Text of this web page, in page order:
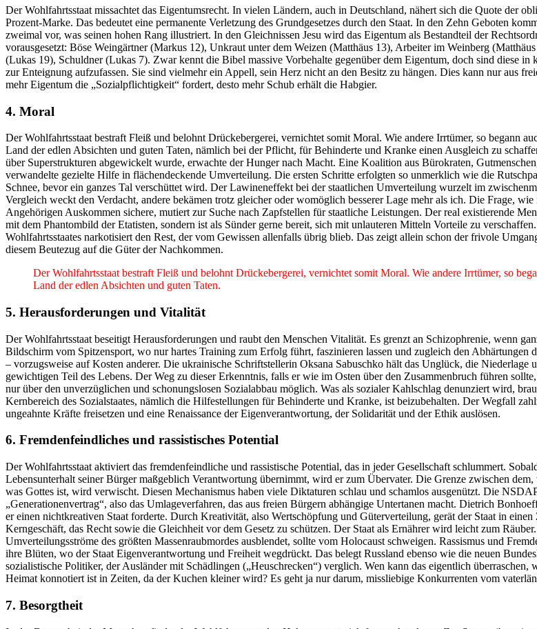
Der Wohlfahrtsstaat missachtet das Eigentumsrecht. In vielen Ländern, auch in Deutschland, nähert sich die Quote der
Prozent-Marke. Das bedeutet eine permanente Verletzung des Grundgesetzes durch den Staat. In den Zehn Geboten
zweimal vor, was seinen hohen Rang illustriert. In den Gleichnissen Jesu wird das Eigentum als Bestandteil der
vorausgesetzt: Böse Weingärtner (Markus 12), Unkraut unter dem Weizen (Matthäus 13), Arbeiter im Weinberg
(Lukas 19), Schuldner (Lukas 7). Zwar kennt die Bibel massive Vorbehalte gegenüber dem Eigentum, doch sind diese in
zur Enteignung aufzufassen. Sie sind vielmehr ein Appell, sein Herz nicht an den Besitz zu hängen. Dies kann nur aus
mehr Eigentum die „Sozialpflichtigkeit“ fordert, desto mehr Schub erhält die Habgier.
4. Moral
Der Wohlfahrtsstaat bestraft Fleiß und belohnt Drückebergerei, vernichtet somit Moral. Wie andere Irrtümer, so begann
Land der edlen Absichten und guten Taten, nämlich bei der Pflicht, für Behinderte und Kranke einen Ausgleich zu
über Superstrukturen abgewickelt wurde, erwachte der Hunger nach Macht. Eine Koalition aus Bürokraten,
verwandelte gezielte Hilfe in flächendeckende Umverteilung. Die ersten Schritte erfolgten so unmerklich wie die
Schnee, bevor ein ganzes Tal verschüttet wird. Der Lawineneffekt bei der staatlichen Umverteilung wurzelt im
Vergleich weckt den Verdacht, andere bekämen trotz gleicher oder womöglich besserer Lage mehr als ich. Die Frage,
Angehörigen Auskommen sichere, mutiert zur Suche nach Zapfstellen für staatliche Leistungen. Der real existierende
mit dem Phantombild der Etatisten, sondern ist als Sünder gerne bereit, sich mit unlauteren Mitteln Vorteile zu
Wohlfahrtsstaates narkotisiert den Rest, der vom Gewissen allenfalls übrig blieb. Das zeigt allein schon der frivole
diesem Beutezug auf die Güter der Nachkommen.
Der Wohlfahrtsstaat bestraft Fleiß und belohnt Drückebergerei, vernichtet somit Moral. Wie andere Irrtümer, so
Land der edlen Absichten und guten Taten.
5. Herausforderungen und Vitalität
Der Wohlfahrtsstaat beseitigt Herausforderungen und raubt den Menschen Vitalität. Es grenzt an Schizophrenie, wenn
Bildschirm vom Spitzensport, wo nur hartes Training zum Erfolg führt, faszinieren lassen und zugleich den Abhärtungen
– vorzugsweise auf Kosten anderer. Die ukrainische Schriftstellerin Oksana Sabuschko hält das Unglück, die Niederlage
gewichtigen Teil des Lebens. Der Weg zu dieser Erkenntnis, falls er wie im Osten über den Zusammenbruch führen
nur über den unverzüglichen und schonungslosen Sozialabbau möglich. Was als sozialer Kahlschlag denunziert wird,
Kernbereich des Sozialstaates, nämlich die Hilfestellungen für Behinderte und Kranke, ist beizubehalten. Der Wegfall
ungeahnte Kräfte freisetzen und eine Renaissance der Eigenverantwortung, der Solidarität und der Ethik auslösen.
6. Fremdenfeindliches und rassistisches Potential
Der Wohlfahrtsstaat aktiviert das fremdenfeindliche und rassistische Potential, das in jeder Gesellschaft schlummert.
Lebensunterhalt seiner Bürger maßgeblich Verantwortung übernimmt, wird er zum Übervater. Die Grenze zwischen dem,
was Gottes ist, wird verwischt. Diesen Mechanismus haben viele Diktaturen schlau und schamlos ausgenützt. Die
„Generationenvertrag“, also das Umlageverfahren, das aus freien Bürgern abhängige Untertanen macht. Dietrich
er einen nichtkreativen Staat forderte. Durch Kreativität, also Wertschöpfung und Güterverteilung, gerät der Staat in
Kerngeschäft, das Recht sowie die Gleichheit vor dem Gesetz zu schützen. Der Staat als Ernährer wird leicht zum
Umverteilungsströme des größten Massenraubmordes ausblendet, sollte vom Holocaust schweigen. Rassismus und
ihre Blüten, wo der Staat Eigenverantwortung und Freiheit wegdrückt. Das belegt Russland ebenso wie die neuen
sozialistische Politiker, der Ausländer mit Schädlingen („Heuschrecken“) verglich. Wen kann das eigentlich überraschen,
Heimat konnotiert ist in Zeiten, da der Kuchen kleiner wird? Es geht ja nur darum, missliebige Konkurrenten vom
7. Besorgtheit